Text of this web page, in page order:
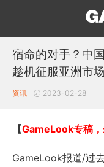
宿命的对手？中
趁机征服亚洲市场
资讯 2023-02-28
【GameLook专稿，
GameLook报道/过